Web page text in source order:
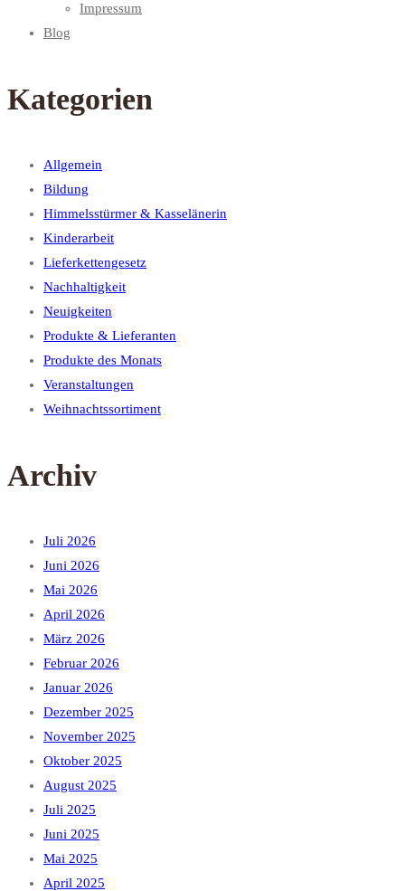
Impressum
Blog
Kategorien
Allgemein
Bildung
Himmelsstürmer & Kasselänerin
Kinderarbeit
Lieferkettengesetz
Nachhaltigkeit
Neuigkeiten
Produkte & Lieferanten
Produkte des Monats
Veranstaltungen
Weihnachtssortiment
Archiv
Juli 2026
Juni 2026
Mai 2026
April 2026
März 2026
Februar 2026
Januar 2026
Dezember 2025
November 2025
Oktober 2025
August 2025
Juli 2025
Juni 2025
Mai 2025
April 2025